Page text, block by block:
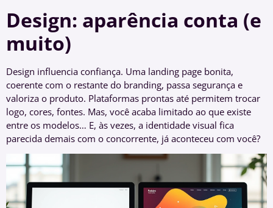
Design: aparência conta (e
muito)
Design influencia confiança. Uma landing page bonita,
coerente com o restante do branding, passa segurança e
valoriza o produto. Plataformas prontas até permitem trocar
logo, cores, fontes. Mas, você acaba limitado ao que existe
entre os modelos… E, às vezes, a identidade visual fica
parecida demais com o concorrente, já aconteceu com você?